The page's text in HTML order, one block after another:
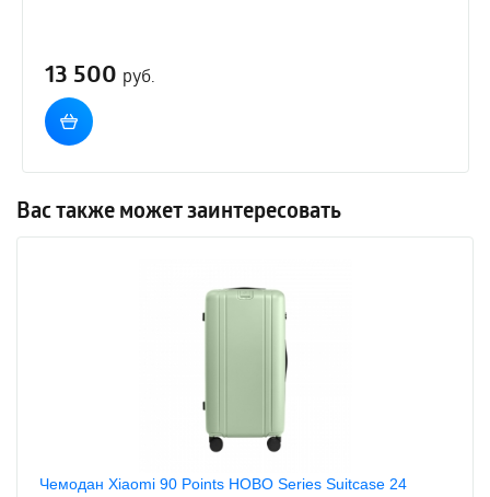
13 500 руб.
Вас также может заинтересовать
Чемодан Xiaomi 90 Points HOBO Series Suitcase 24